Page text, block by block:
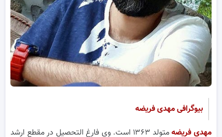
بیوگرافی مهدی فریضه
مهدی فریضه
متولد ۱۳۶۳ است. وی فارغ التحصیل در مقطع ارشد